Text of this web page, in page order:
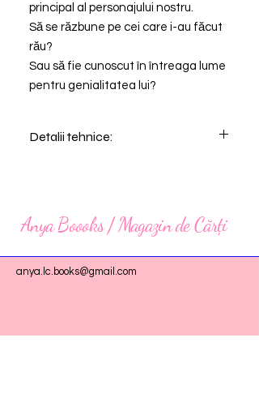
principal al personajului nostru.
Să se răzbune pe cei care i-au făcut
rău?
Sau să fie cunoscut în întreaga lume
pentru genialitatea lui?
Detalii tehnice:
Nr. Pagini: 272
PRINTED EDGES
Anya Boooks / Magazin de Cărți
anya.lc.books@gmail.com